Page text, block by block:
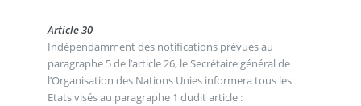
Article 30
Indépendamment des notifications prévues au
paragraphe 5 de l’article 26, le Secrétaire général de
l’Organisation des Nations Unies informera tous les
Etats visés au paragraphe 1 dudit article :